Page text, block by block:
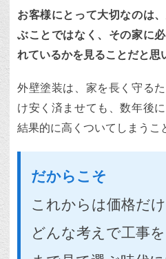
お客様にとって大切なのは
ぶことではなく、その家に
れているかを見ることだと思
外壁塗装は、家を長く守る
け安く済ませても、数年後
結果的に高くついてしまうこ
だからこそ
これからは価格だ
どんな考えで工事